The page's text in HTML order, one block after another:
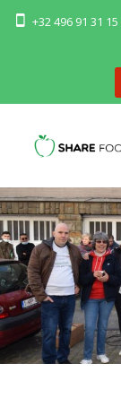
+32 496 91 31 15
ACCUEIL
NOS FRIGOS
NOUS AIDER
CONTACT